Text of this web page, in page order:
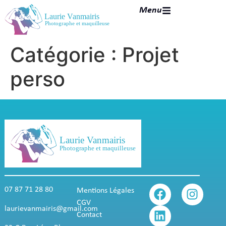
principal
Menu
Catégorie : Projet
perso
07 87 71 28 80
laurievanmairis@gmail.com
Mentions Légales
CGV
Contact